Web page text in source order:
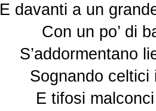
E davanti a un
Con un po’ di
S’addormentano
Sognando
E tifosi